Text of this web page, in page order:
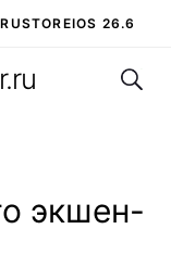
RUSTOREIOS 26.6
экшен-